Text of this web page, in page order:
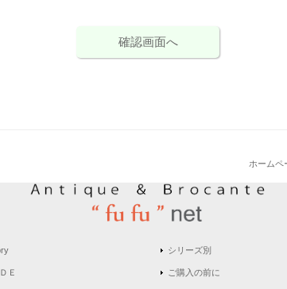
ホームペ
Ｅ
シリーズ別
ご購入の前に